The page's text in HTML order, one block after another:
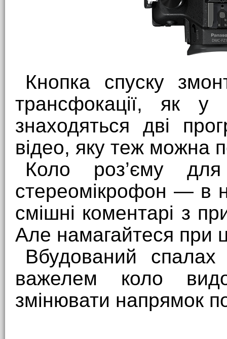
Кнопка спуску
трансфокації, як у
знаходяться дві
відео, яку теж можна
Коло роз’єму для
стереомікрофон — в
смішні коментарі з
Але намагайтеся при
Вбудований спалах
важелем коло
змінювати напрямок